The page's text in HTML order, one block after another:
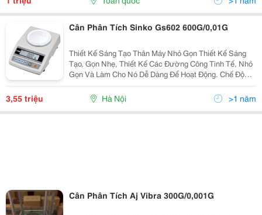
Cân Phân Tích Sinko Gs602 600G/0,01G
Thiết Kế Sáng Tạo Thân Máy Nhỏ Gọn Thiết Kế Sáng
Tạo, Gọn Nhẹ, Thiết Kế Các Đường Công Tinh Tế, Nhỏ
Gọn Và Làm Cho Nó Dễ Dàng Để Hoạt Động. Chế Độ
Lựa Chọn Các Đơn Vị Người Dùng Có Thể
3,55 triệu Hà Nội >1 năm
Cân Phân Tích Aj Vibra 300G/0,001G